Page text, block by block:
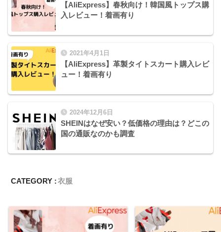
【AliExpress】春秋向け！韓国風トップス購
入レビュー！着画有り
2021年4月1日
【AliExpress】革製タイトスカート購入レビ
ュー！着画有り
2024年12月6日
SHEINはなぜ安い？低価格の理由は？どこの
国の通販なのかも調査
CATEGORY :衣服